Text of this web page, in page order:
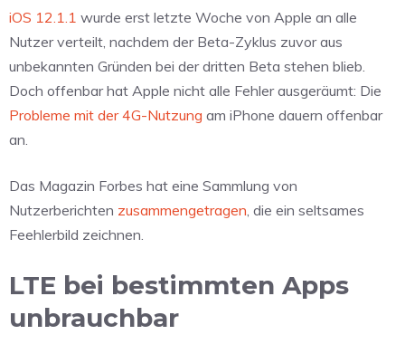
iOS 12.1.1 wurde erst letzte Woche von Apple an alle
Nutzer verteilt, nachdem der Beta-Zyklus zuvor aus
unbekannten Gründen bei der dritten Beta stehen blieb.
Doch offenbar hat Apple nicht alle Fehler ausgeräumt: Die
Probleme mit der 4G-Nutzung am iPhone dauern offenbar
an.
Das Magazin Forbes hat eine Sammlung von
Nutzerberichten zusammengetragen, die ein seltsames
Feehlerbild zeichnen.
LTE bei bestimmten Apps
unbrauchbar